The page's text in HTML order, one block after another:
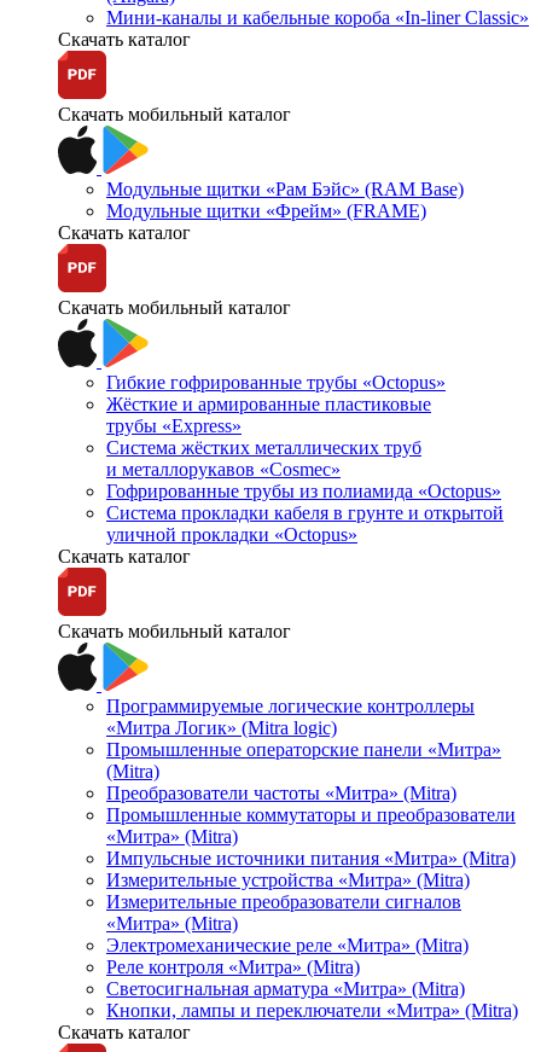
Мини-каналы и кабельные короба «In-liner Classic»
Скачать каталог
Скачать мобильный каталог
Модульные щитки «Рам Бэйс» (RAM Base)
Модульные щитки «Фрейм» (FRAME)
Скачать каталог
Скачать мобильный каталог
Гибкие гофрированные трубы «Octopus»
Жёсткие и армированные пластиковые
трубы «Express»
Система жёстких металлических труб
и металлорукавов «Cosmec»
Гофрированные трубы из полиамида «Octopus»
Система прокладки кабеля в грунте и открытой
уличной прокладки «Octopus»
Скачать каталог
Скачать мобильный каталог
Программируемые логические контроллеры
«Митра Логик» (Mitra logic)
Промышленные операторские панели «Митра»
(Mitra)
Преобразователи частоты «Митра» (Mitra)
Промышленные коммутаторы и преобразователи
«Митра» (Mitra)
Импульсные источники питания «Митра» (Mitra)
Измерительные устройства «Митра» (Mitra)
Измерительные преобразователи сигналов
«Митра» (Mitra)
Электромеханические реле «Митра» (Mitra)
Реле контроля «Митра» (Mitra)
Светосигнальная арматура «Митра» (Mitra)
Кнопки, лампы и переключатели «Митра» (Mitra)
Скачать каталог